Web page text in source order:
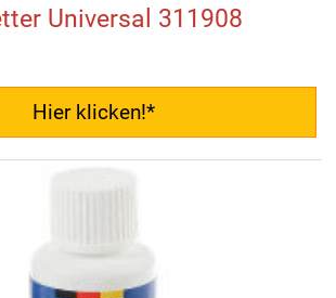
Universal 311908
Hier klicken!*